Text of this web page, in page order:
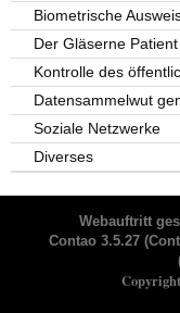
Biometrische
Der Gläserne Patient
Kontrolle des
Datensammelwut
Soziale Netzwerke
Diverses
Webauftritt
Contao 3.5.27